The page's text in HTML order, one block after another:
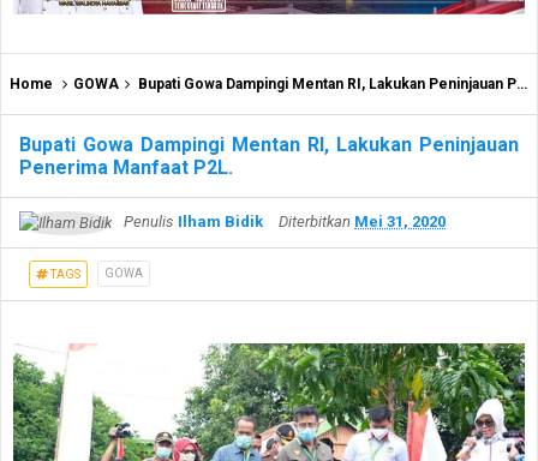
Home GOWA Bupati Gowa Dampingi Mentan RI, Lakukan Peninjauan Penerima Manfaat P2L.
Bupati Gowa Dampingi Mentan RI, Lakukan Peninjauan
Penerima Manfaat P2L.
Penulis Ilham Bidik Diterbitkan Mei 31, 2020
TAGS GOWA